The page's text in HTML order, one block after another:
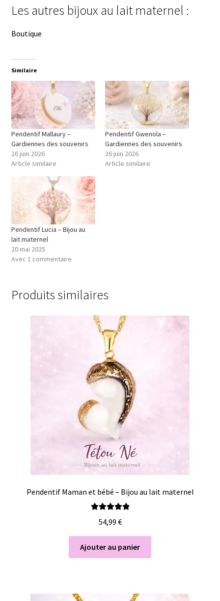
Les autres bijoux au lait maternel :
Boutique
Similaire
Pendentif Mallaury –
Gardiennes des souvenirs
26 juin 2026
Article similaire
Pendentif Gwenola –
Gardiennes des souvenirs
26 juin 2026
Article similaire
Pendentif Lucia – Bijou au
lait maternel
20 mai 2025
Avec 1 commentaire
Produits similaires
Pendentif Maman et bébé – Bijou au lait maternel
54,99 €
Ajouter au panier